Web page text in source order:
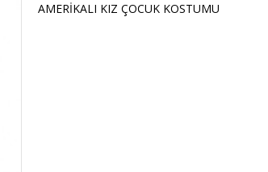
AMERİKALI KIZ ÇOCUK KOSTUMU